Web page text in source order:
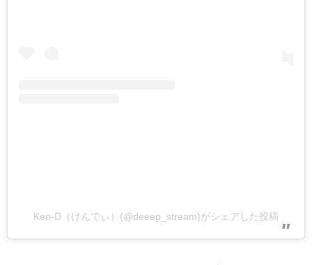
Ken-D（けんでぃ）(@deeep_stream)がシェアした投稿